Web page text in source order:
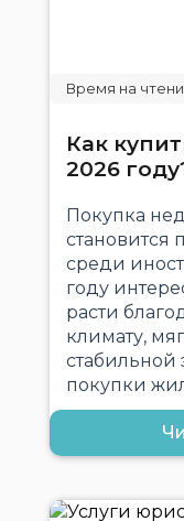
Как
2026
Покупка
среди
году
расти
климату,
покупки